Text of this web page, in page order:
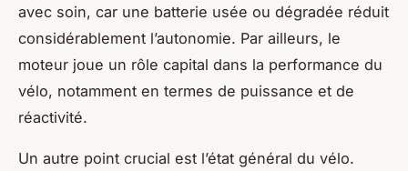
avec soin, car une batterie usée ou dégradée réduit
considérablement l’autonomie. Par ailleurs, le
moteur joue un rôle capital dans la performance du
vélo, notamment en termes de puissance et de
réactivité.
Un autre point crucial est l’état général du vélo.